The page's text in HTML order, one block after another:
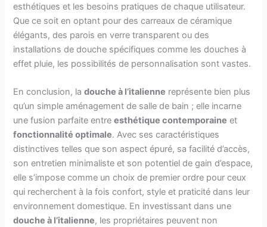
esthétiques et les besoins pratiques de chaque utilisateur.
Que ce soit en optant pour des carreaux de céramique
élégants, des parois en verre transparent ou des
installations de douche spécifiques comme les douches à
effet pluie, les possibilités de personnalisation sont vastes.
En conclusion, ladouche à l’italienne représente bien plus
qu’un simple aménagement de salle de bain ; elle incarne
une fusion parfaite entreesthétique contemporaine et
fonctionnalité optimale. Avec ses caractéristiques
distinctives telles que son aspect épuré, sa facilité d’accès,
son entretien minimaliste et son potentiel de gain d’espace,
elle s’impose comme un choix de premier ordre pour ceux
qui recherchent à la fois confort, style et praticité dans leur
environnement domestique. En investissant dans une
douche à l’italienne, les propriétaires peuvent non